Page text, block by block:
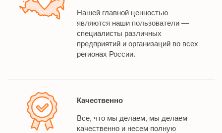
Нашей главной ценностью
являются наши пользователи —
специалисты различных
предприятий и организаций во всех
регионах России.
Качественно
Все, что мы делаем, мы делаем
качественно и несем полную